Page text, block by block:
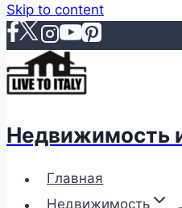
Skip to content
Недвижимость
Главная
Недвижимость